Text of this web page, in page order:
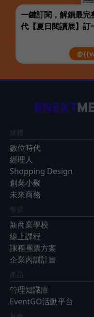
一鍵訂閱，解鎖最
代【夏日閱讀展】
媒體
數位時代
經理人
Shopping Design
創業小聚
未來商務
學習
新商業學校
線上課程
課程團票方案
企業內訓計畫
產品
管理知識庫
EventGO活動平台